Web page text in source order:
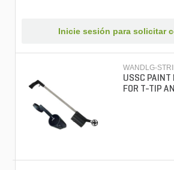
Inicie sesión para solicitar
WANDLG-
USSC PAINT
FOR T-TIP